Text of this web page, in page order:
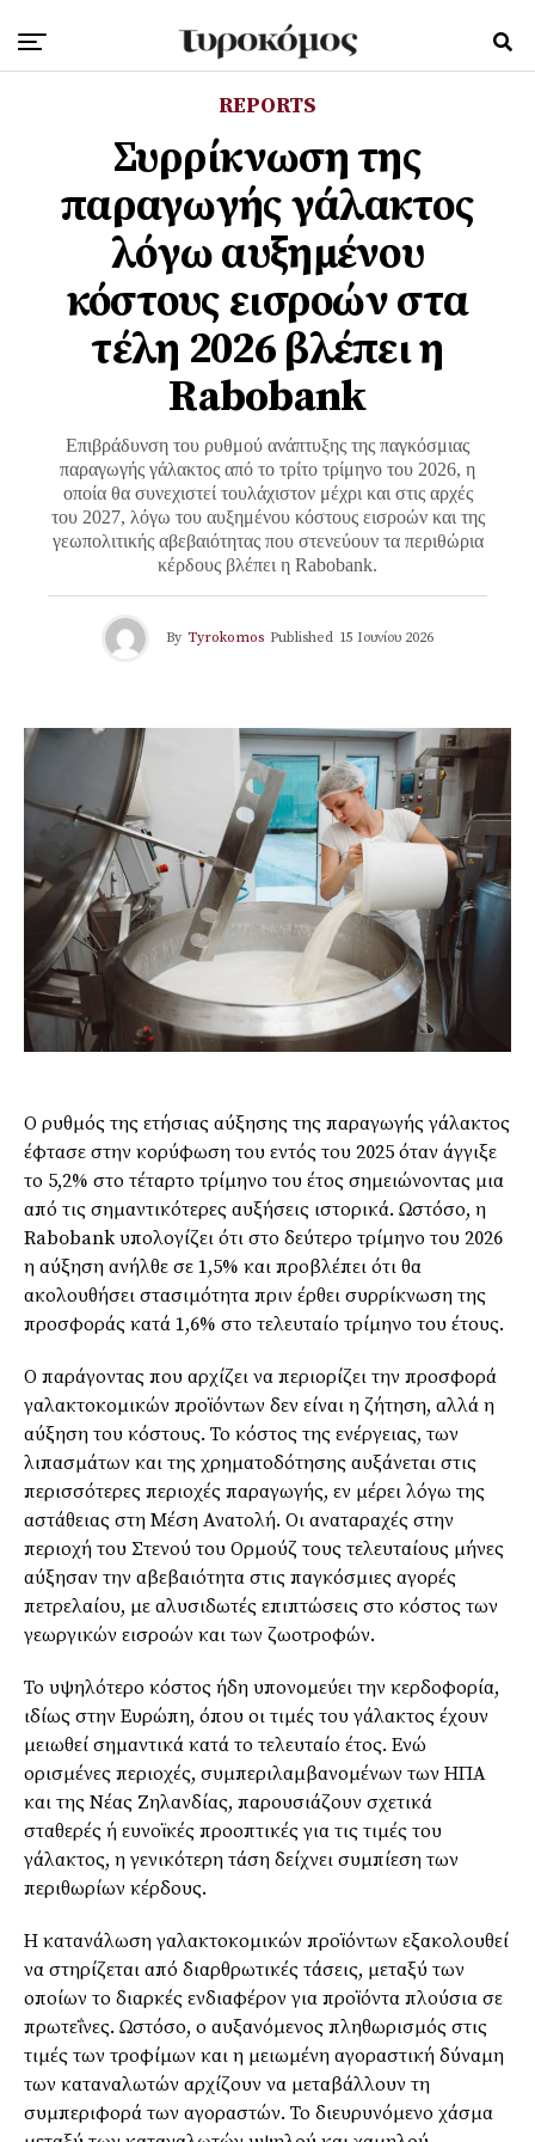
REPORTS
Συρρίκνωση της
παραγωγής γάλακτος
λόγω αυξημένου
κόστους εισροών στα
τέλη 2026 βλέπει η
Rabobank
Επιβράδυνση του ρυθμού ανάπτυξης της παγκόσμιας
παραγωγής γάλακτος από το τρίτο τρίμηνο του 2026, η
οποία θα συνεχιστεί τουλάχιστον μέχρι και στις αρχές
του 2027, λόγω του αυξημένου κόστους εισροών και της
γεωπολιτικής αβεβαιότητας που στενεύουν τα περιθώρια
κέρδους βλέπει η Rabobank.
By Tyrokomos Published 15 Ιουνίου 2026
Ο ρυθμός της ετήσιας αύξησης της παραγωγής γάλακτος
έφτασε στην κορύφωση του εντός του 2025 όταν άγγιξε
το 5,2% στο τέταρτο τρίμηνο του έτος σημειώνοντας μια
από τις σημαντικότερες αυξήσεις ιστορικά. Ωστόσο, η
Rabobank υπολογίζει ότι στο δεύτερο τρίμηνο του 2026
η αύξηση ανήλθε σε 1,5% και προβλέπει ότι θα
ακολουθήσει στασιμότητα πριν έρθει συρρίκνωση της
προσφοράς κατά 1,6% στο τελευταίο τρίμηνο του έτους.
Ο παράγοντας που αρχίζει να περιορίζει την προσφορά
γαλακτοκομικών προϊόντων δεν είναι η ζήτηση, αλλά η
αύξηση του κόστους. Το κόστος της ενέργειας, των
λιπασμάτων και της χρηματοδότησης αυξάνεται στις
περισσότερες περιοχές παραγωγής, εν μέρει λόγω της
αστάθειας στη Μέση Ανατολή. Οι αναταραχές στην
περιοχή του Στενού του Ορμούζ τους τελευταίους μήνες
αύξησαν την αβεβαιότητα στις παγκόσμιες αγορές
πετρελαίου, με αλυσιδωτές επιπτώσεις στο κόστος των
γεωργικών εισροών και των ζωοτροφών.
Το υψηλότερο κόστος ήδη υπονομεύει την κερδοφορία,
ιδίως στην Ευρώπη, όπου οι τιμές του γάλακτος έχουν
μειωθεί σημαντικά κατά το τελευταίο έτος. Ενώ
ορισμένες περιοχές, συμπεριλαμβανομένων των ΗΠΑ
και της Νέας Ζηλανδίας, παρουσιάζουν σχετικά
σταθερές ή ευνοϊκές προοπτικές για τις τιμές του
γάλακτος, η γενικότερη τάση δείχνει συμπίεση των
περιθωρίων κέρδους.
Η κατανάλωση γαλακτοκομικών προϊόντων εξακολουθεί
να στηρίζεται από διαρθρωτικές τάσεις, μεταξύ των
οποίων το διαρκές ενδιαφέρον για προϊόντα πλούσια σε
πρωτεΐνες. Ωστόσο, ο αυξανόμενος πληθωρισμός στις
τιμές των τροφίμων και η μειωμένη αγοραστική δύναμη
των καταναλωτών αρχίζουν να μεταβάλλουν τη
συμπεριφορά των αγοραστών. Το διευρυνόμενο χάσμα